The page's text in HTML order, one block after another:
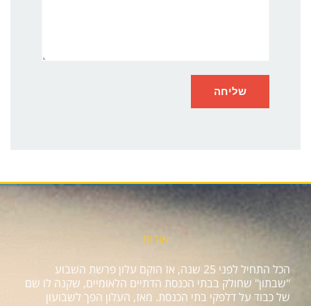
אודות
הכל התחיל לפני 25 שנה, אז הוקם עלון פרשת השבוע
"שבתון" שחולק בבתי הכנסת הדתיים הלאומיים, שקנה לו שם
של כבוד על דלפקי בתי הכנסת. מאז, העלון הפך לשבועון